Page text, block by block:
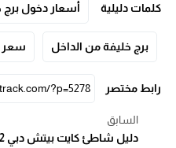
كلمات دليلية أسعار دخول برج
برج خليفة من الداخل سعر
رابط مختصر
السابق
دليل شاطئ كايت بيتش دبي 2022